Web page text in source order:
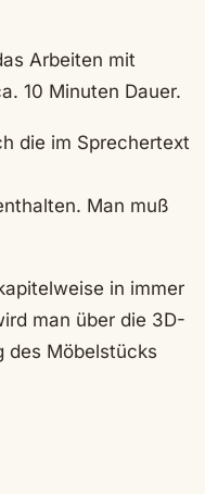
Arbeiten mit
10 Minuten Dauer.
die im Sprechertext
Man muß
in immer
man über die 3D-
des Möbelstücks